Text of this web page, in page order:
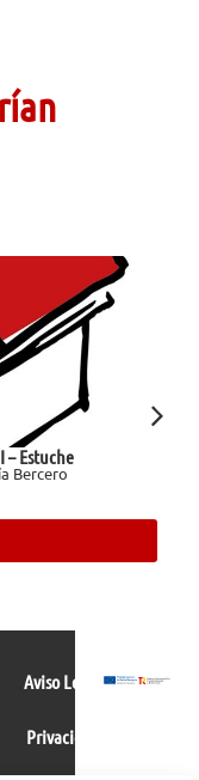
Aviso Legal
Privacidad